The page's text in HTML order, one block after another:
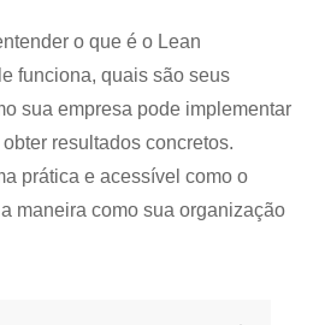
o que é o Lean
funciona, quais são seus
sua empresa pode implementar
resultados concretos.
prática e acessível como o
maneira como sua organização